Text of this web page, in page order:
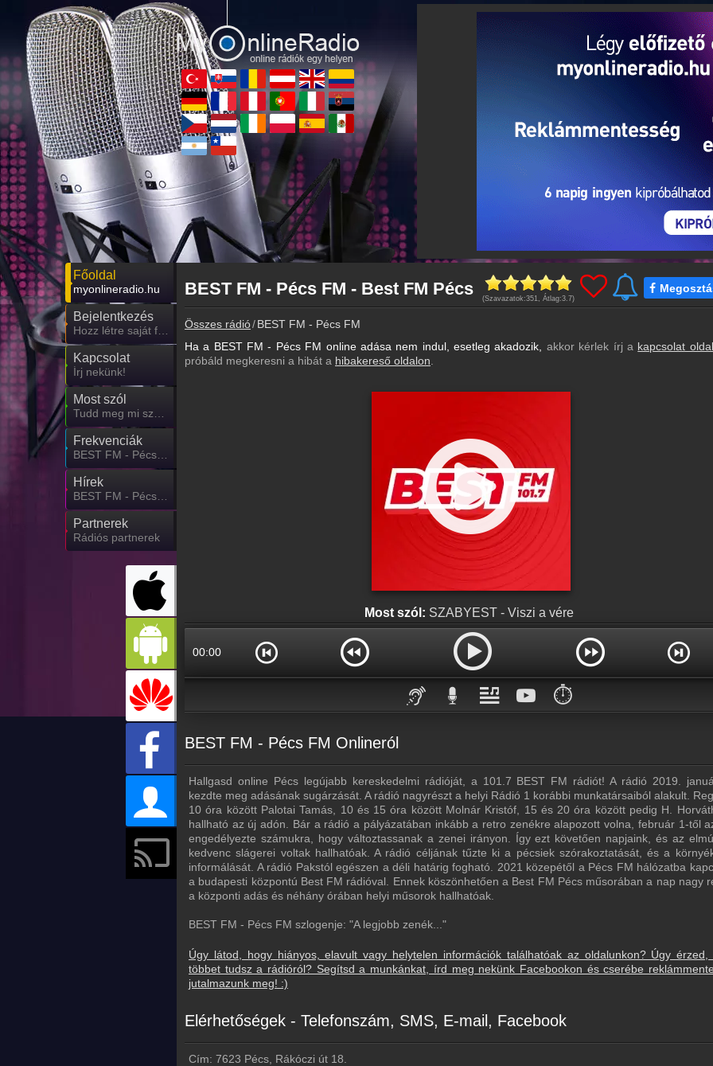
Főoldal
myonlineradio.hu
Bejelentkezés
Kapcsolat
Írj nekünk!
Most szól
Frekvenciák
Hírek
Partnerek
Rádiós partnerek
BEST FM - Pécs FM - Best FM Pécs (Szavazatok:351, Átlag:3.7)
Összes rádió BEST FM - Pécs FM
Ha a BEST FM - Pécs FM online adása nem indul, esetleg akadozik,
akkor kérlek írj a kapcsolat
próbáld megkeresni a hibát a hibakereső oldalon
Most szól: SZABYEST - Viszi a vére
00:00
⏱️
BEST FM - Pécs FM Onlineról
Hallgasd online Pécs legújabb kereskedelmi rádióját, a 101.7 BEST FM rádiót! A rádió 2019.
kezdte meg adásának sugárzását. A rádió nagyrészt a helyi Rádió 1 korábbi munkatársaiból alakult.
10 óra között Palotai Tamás, 10 és 15 óra között Molnár Kristóf, 15 és 20 óra között pedig H.
hallható az új adón. Bár a rádió a pályázatában inkább a retro zenékre alapozott volna, február 1-től
engedélyezte számukra, hogy változtassanak a zenei irányon. Így ezt követően napjaink, és az
kedvenc slágerei voltak hallhatóak. A rádió céljának tűzte ki a pécsiek szórakoztatását, és a
informálását. A rádió Pakstól egészen a déli határig fogható. 2021 közepétől a Pécs FM hálózatba
a budapesti központú Best FM rádióval. Ennek köszönhetően a Best FM Pécs műsorában a nap nagy
a központi adás és néhány órában helyi műsorok hallhatóak.
BEST FM - Pécs FM szlogenje: "A legjobb zenék..."
Úgy látod, hogy hiányos, elavult vagy helytelen információk találhatóak az oldalunkon? Úgy
többet tudsz a rádióról? Segítsd a munkánkat, írd meg nekünk Facebookon és cserébe
jutalmazunk meg! :)
Elérhetőségek - Telefonszám, SMS, E-mail, Facebook
Cím: 7623 Pécs, Rákóczi út 18.